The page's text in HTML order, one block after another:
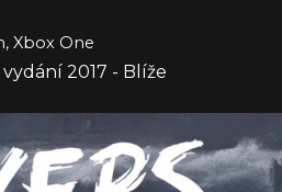
Xbox One
2017 - Blíže